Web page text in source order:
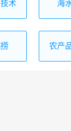
术 海
农产